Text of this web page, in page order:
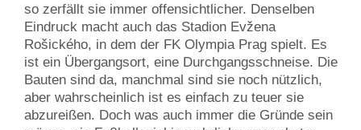
so zerfällt sie immer offensichtlicher. Denselben
Eindruck macht auch das Stadion Evžena
Rošického, in dem der FK Olympia Prag spielt. Es
ist ein Übergangsort, eine Durchgangsschneise. Die
Bauten sind da, manchmal sind sie noch nützlich,
aber wahrscheinlich ist es einfach zu teuer sie
abzureißen. Doch was auch immer die Gründe sein